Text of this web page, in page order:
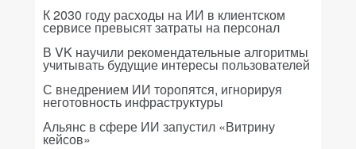
К 2030 году расходы на ИИ в клиентском
сервисе превысят затраты на персонал
В VK научили рекомендательные алгоритмы
учитывать будущие интересы пользователей
С внедрением ИИ торопятся, игнорируя
неготовность инфраструктуры
Альянс в сфере ИИ запустил «Витрину
кейсов»